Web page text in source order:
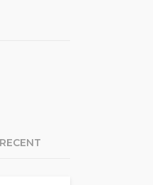
RECENT